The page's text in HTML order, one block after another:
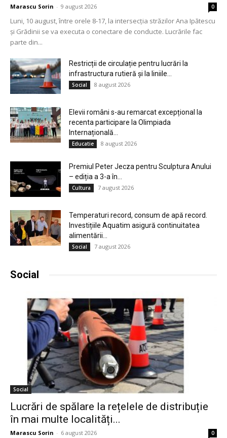
Marascu Sorin - 9 august 2026 0
Luni, 10 august, între orele 8-17, la intersecția străzilor Ana Ipătescu
și Grădinii se va executa o conectare de conducte. Lucrările fac
parte din...
Restricții de circulație pentru lucrări la
infrastructura rutieră și la liniile...
Social 8 august 2026
Elevii români s-au remarcat excepțional la
recenta participare la Olimpiada
Internațională...
Educatie 8 august 2026
Premiul Peter Jecza pentru Sculptura Anului
– ediția a 3-a în...
Cultura 7 august 2026
Temperaturi record, consum de apă record.
Investițiile Aquatim asigură continuitatea
alimentării...
Social 7 august 2026
Social
Social
Lucrări de spălare la rețelele de distribuție
în mai multe localități...
Marascu Sorin - 6 august 2026 0